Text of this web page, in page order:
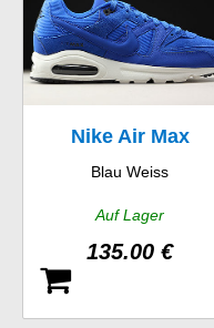
Nike Air Max
Command Premium
Blau Weiss
Auf Lager
135.00 €